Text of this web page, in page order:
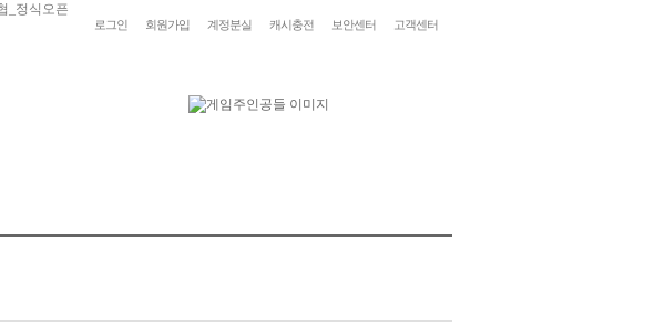
로그인 회원가입 계정분실 캐시충전 보안센터 고객센터